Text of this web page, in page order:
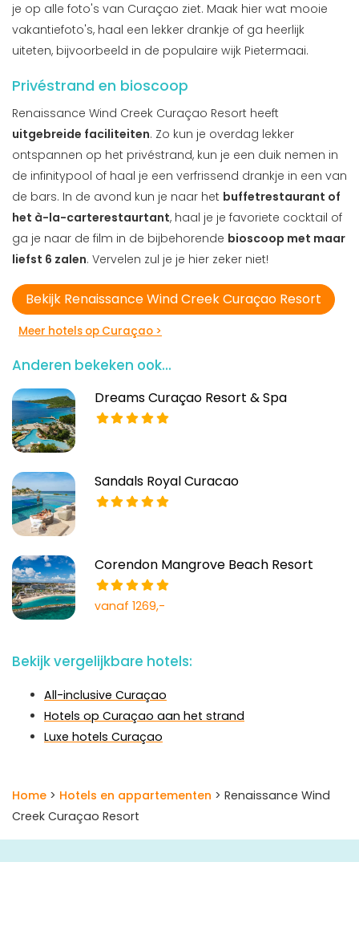
je op alle foto's van Curaçao ziet. Maak hier wat mooie
vakantiefoto's, haal een lekker drankje of ga heerlijk
uiteten, bijvoorbeeld in de populaire wijk Pietermaai.
Privéstrand en bioscoop
Renaissance Wind Creek Curaçao Resort heeft
uitgebreide faciliteiten. Zo kun je overdag lekker
ontspannen op het privéstrand, kun je een duik nemen in
de infinitypool of haal je een verfrissend drankje in een van
de bars. In de avond kun je naar het buffetrestaurant of
het à-la-carterestaurtant, haal je je favoriete cocktail of
ga je naar de film in de bijbehorende bioscoop met maar
liefst 6 zalen. Vervelen zul je je hier zeker niet!
Bekijk Renaissance Wind Creek Curaçao Resort
Meer hotels op Curaçao >
Anderen bekeken ook...
Dreams Curaçao Resort & Spa
Sandals Royal Curacao
Corendon Mangrove Beach Resort
vanaf 1269,-
Bekijk vergelijkbare hotels:
All-inclusive Curaçao
Hotels op Curaçao aan het strand
Luxe hotels Curaçao
Home > Hotels en appartementen > Renaissance Wind
Creek Curaçao Resort